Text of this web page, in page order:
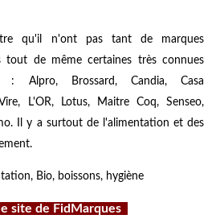
qu'il n'ont pas tant de marques
tout de même certaines très connues
: Alpro, Brossard, Candia, Casa
L'OR, Lotus, Maitre Coq, Senseo,
Il y a surtout de l'alimentation et des
Bio, boissons, hygiène
site de FidMarques